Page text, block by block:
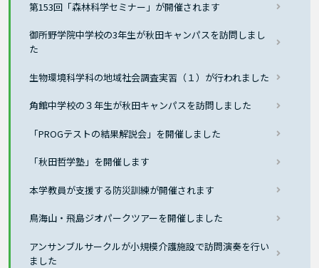
第153回「森林科学セミナー」が開催されます
御所野学院中学校の3年生が秋田キャンパスを訪問しまし
た
生物環境科学科の地域社会調査実習（１）が行われました
角館中学校の３年生が秋田キャンパスを訪問しました
「PROGテストの結果解説会」を開催しました
「秋田哲学塾」を開催します
本学教員が支援する防災訓練が開催されます
鳥海山・飛島ジオパークツアーを開催しました
アンサンブルサークルが小規模介護施設で訪問演奏を行い
ました